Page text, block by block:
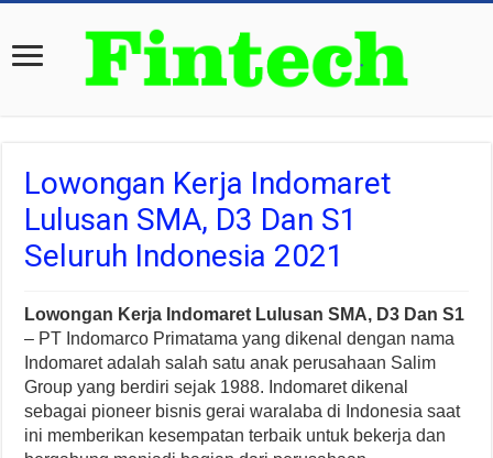
Lowongan Kerja Indomaret
Lulusan SMA, D3 Dan S1
Seluruh Indonesia 2021
Lowongan Kerja Indomaret Lulusan SMA, D3 Dan S1
– PT Indomarco Primatama yang dikenal dengan nama
Indomaret adalah salah satu anak perusahaan Salim
Group yang berdiri sejak 1988. Indomaret dikenal
sebagai pioneer bisnis gerai waralaba di Indonesia saat
ini memberikan kesempatan terbaik untuk bekerja dan